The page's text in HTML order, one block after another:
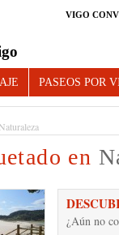
VIGO
PASEOS POR
en
¿Aún no